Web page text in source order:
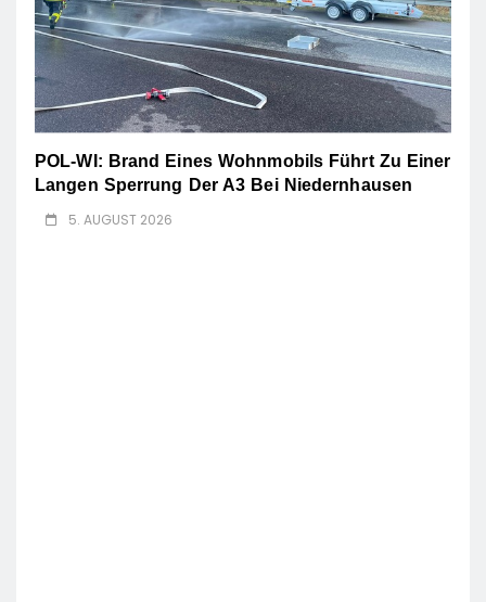
POL-WI: Brand Eines Wohnmobils Führt Zu Einer
Langen Sperrung Der A3 Bei Niedernhausen
5. AUGUST 2026